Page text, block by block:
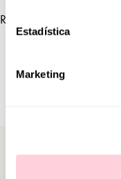
Estadística
Marketing
RELATED COLLECTIONS